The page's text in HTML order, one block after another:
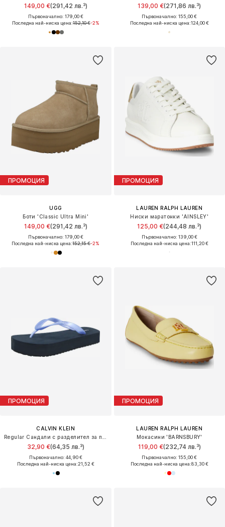
149,00 €(291,42 лв.³)
Първоначално: 179,00 €
Последна най-ниска цена:152,10 €-2%
139,00 €(271,86 лв.³)
Първоначално: 155,00 €
Последна най-ниска цена:124,00 €
ПРОМОЦИЯ
UGG
Боти 'Classic Ultra Mini'
149,00 €(291,42 лв.³)
Първоначално: 179,00 €
Последна най-ниска цена:152,15 €-2%
ПРОМОЦИЯ
LAUREN RALPH LAUREN
Ниски маратонки 'AINSLEY'
125,00 €(244,48 лв.³)
Първоначално: 139,00 €
Последна най-ниска цена:111,20 €
ПРОМОЦИЯ
CALVIN KLEIN
Regular Сандали с разделител за пръстите
32,90 €(64,35 лв.³)
Първоначално: 44,90 €
Последна най-ниска цена:21,52 €
ПРОМОЦИЯ
LAUREN RALPH LAUREN
Мокасини 'BARNSBURY'
119,00 €(232,74 лв.³)
Първоначално: 155,00 €
Последна най-ниска цена:83,30 €